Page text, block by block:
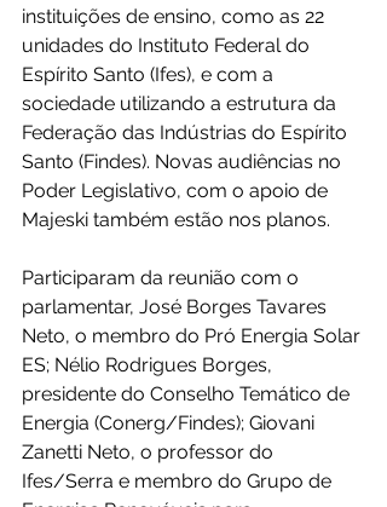
instituições de ensino, como as 22
unidades do Instituto Federal do
Espírito Santo (Ifes), e com a
sociedade utilizando a estrutura da
Federação das Indústrias do Espírito
Santo (Findes). Novas audiências no
Poder Legislativo, com o apoio de
Majeski também estão nos planos.
Participaram da reunião com o
parlamentar, José Borges Tavares
Neto, o membro do Pró Energia Solar
ES; Nélio Rodrigues Borges,
presidente do Conselho Temático de
Energia (Conerg/Findes); Giovani
Zanetti Neto, o professor do
Ifes/Serra e membro do Grupo de